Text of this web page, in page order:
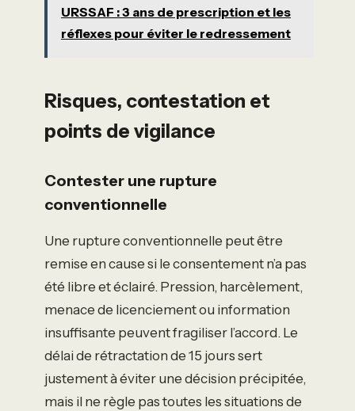
URSSAF : 3 ans de prescription et les
réflexes pour éviter le redressement
Risques, contestation et
points de vigilance
Contester une rupture
conventionnelle
Une rupture conventionnelle peut être
remise en cause si le consentement n’a pas
été libre et éclairé. Pression, harcèlement,
menace de licenciement ou information
insuffisante peuvent fragiliser l’accord. Le
délai de rétractation de 15 jours sert
justement à éviter une décision précipitée,
mais il ne règle pas toutes les situations de